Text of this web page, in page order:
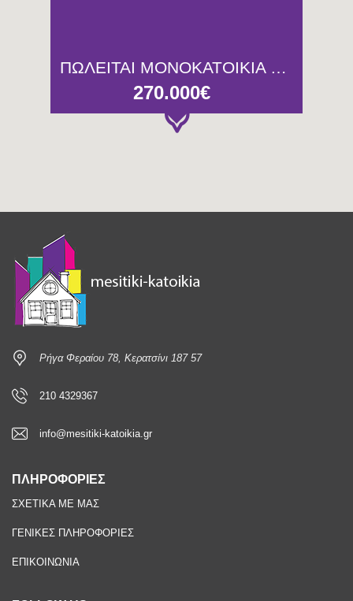
ΠΩΛΕΙΤΑΙ ΜΟΝΟΚΑΤΟΙΚΙΑ 2 ΟΡΟΦΩΝ 173ΤΜ ΣΤΟ ΠΕΡΑΜΑ
270.000€
Ρήγα Φεραίου 78, Κερατσίνι 187 57
210 4329367
info@mesitiki-katoikia.gr
ΠΛΗΡΟΦΟΡΙΕΣ
ΣΧΕΤΙΚΑ ΜΕ ΜΑΣ
ΓΕΝΙΚΕΣ ΠΛΗΡΟΦΟΡΙΕΣ
ΕΠΙΚΟΙΝΩΝΙΑ